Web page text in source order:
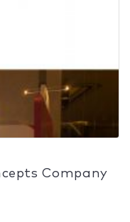
Company